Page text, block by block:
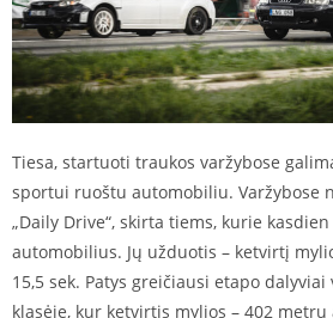
Tiesa, startuoti traukos varžybose
sportui ruoštu automobiliu. Varžybose
„Daily Drive“, skirta tiems, kurie
automobilius. Jų užduotis – ketvirtį
15,5 sek. Patys greičiausi etapo dalyviai
klasėje, kur ketvirtis mylios – 402